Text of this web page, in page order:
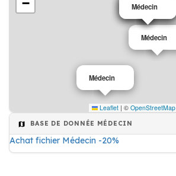
Médecin
Médecin
Médecin
Médecin
Médecin
−
Leaflet | © OpenStreetMap
BASE DE DONNÉE MÉDECIN
Achat fichier Médecin -20%